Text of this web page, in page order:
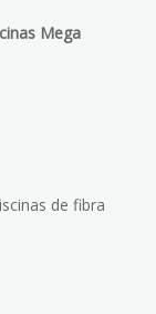
Mega
de fibra